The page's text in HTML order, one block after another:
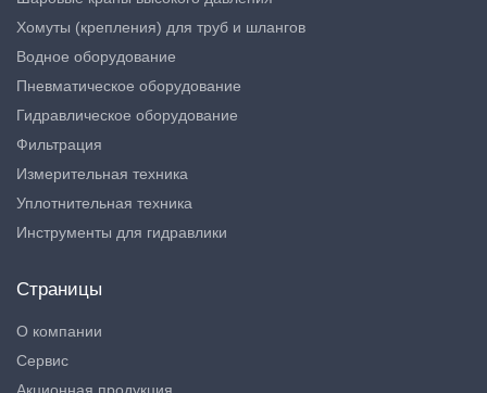
Хомуты (крепления) для труб и шлангов
Водное оборудование
Пневматическое оборудование
Гидравлическое оборудование
Фильтрация
Измерительная техника
Уплотнительная техника
Инструменты для гидравлики
Страницы
О компании
Сервис